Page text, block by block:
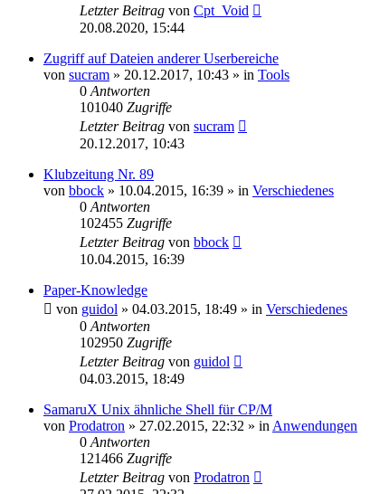
Letzter Beitrag von Cpt_Void
20.08.2020, 15:44
Zugriff auf Dateien anderer Userbereiche
von sucram » 20.12.2017, 10:43 » in Tools
0 Antworten
101040 Zugriffe
Letzter Beitrag von sucram
20.12.2017, 10:43
Klubzeitung Nr. 89
von bbock » 10.04.2015, 16:39 » in Verschiedenes
0 Antworten
102455 Zugriffe
Letzter Beitrag von bbock
10.04.2015, 16:39
Paper-Knowledge
von guidol » 04.03.2015, 18:49 » in Verschiedenes
0 Antworten
102950 Zugriffe
Letzter Beitrag von guidol
04.03.2015, 18:49
SamaruX Unix ähnliche Shell für CP/M
von Prodatron » 27.02.2015, 22:32 » in Anwendungen
0 Antworten
121466 Zugriffe
Letzter Beitrag von Prodatron